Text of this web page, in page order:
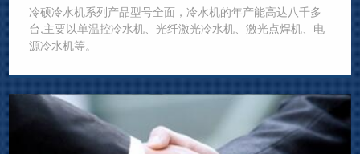
冷硕冷水机系列产品型号全面，冷水机的年产能高达八千多
台,主要以单温控冷水机、光纤激光冷水机、激光点焊机、电
源冷水机等。